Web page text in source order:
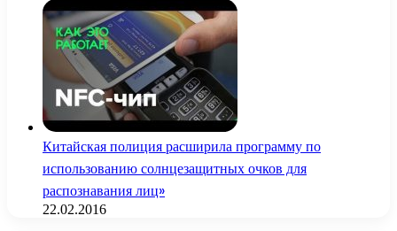
Китайская полиция расширила программу по
использованию солнцезащитных очков для
распознавания лиц»
22.02.2016